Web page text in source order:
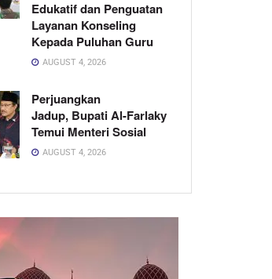
Edukatif dan Penguatan
Layanan Konseling
Kepada Puluhan Guru
AUGUST 4, 2026
Perjuangkan
Jadup, Bupati Al-Farlaky
Temui Menteri Sosial
AUGUST 4, 2026